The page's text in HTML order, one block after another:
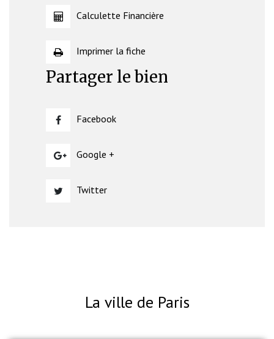
Calculette Financière
Imprimer la fiche
Partager le bien
Facebook
Google +
Twitter
La ville de Paris